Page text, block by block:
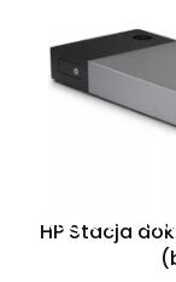
Raty 0%
HP Stacja